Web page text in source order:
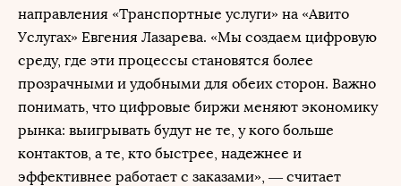
направления «Транспортные услуги» на «Авито
Услугах» Евгения Лазарева. «Мы создаем цифровую
среду, где эти процессы становятся более
прозрачными и удобными для обеих сторон. Важно
понимать, что цифровые биржи меняют экономику
рынка: выигрывать будут не те, у кого больше
контактов, а те, кто быстрее, надежнее и
эффективнее работает с заказами», — считает